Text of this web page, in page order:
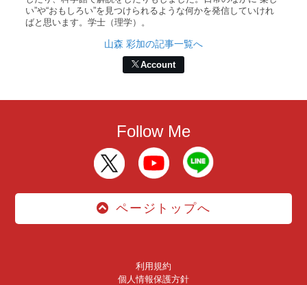
い”や“おもしろい”を見つけられるような何かを発信していけれ
ばと思います。学士（理学）。
山森 彩加の記事一覧へ
Account
Follow Me
ページトップへ
利用規約
個人情報保護方針